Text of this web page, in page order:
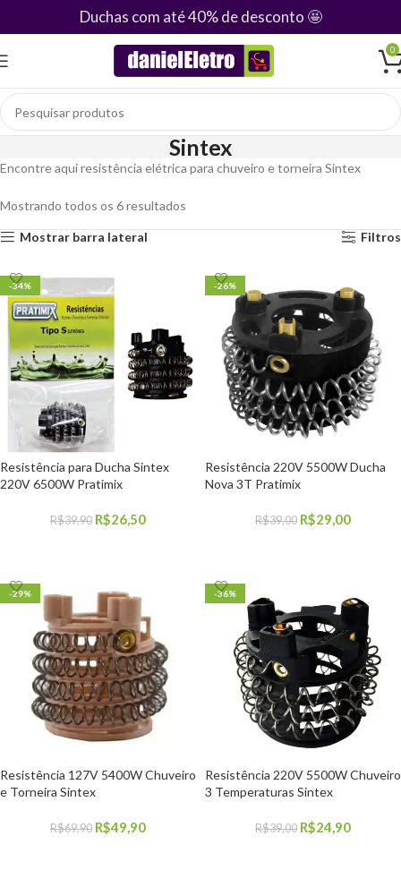
Duchas com até 40% de desconto 🤩
0
Sintex
Encontre aqui resistência elétrica para chuveiro e torneira Sintex
Mostrando todos os 6 resultados
Mostrar barra lateral Filtros
-34%
Resistência para Ducha Sintex
220V 6500W Pratimix
R$39,90 R$26,50
-26%
Resistência 220V 5500W Ducha
Nova 3T Pratimix
R$39,00 R$29,00
-29%
Resistência 127V 5400W Chuveiro
e Torneira Sintex
R$69,90 R$49,90
-36%
Resistência 220V 5500W Chuveiro
3 Temperaturas Sintex
R$39,00 R$24,90